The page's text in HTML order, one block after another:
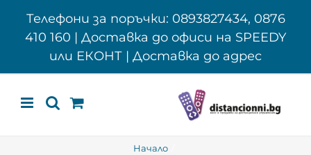
Телефони за поръчки: 0893827434, 0876
410 160 | Доставка до офиси на SPEEDY
или ЕКОНТ | Доставка до адрес
Начало